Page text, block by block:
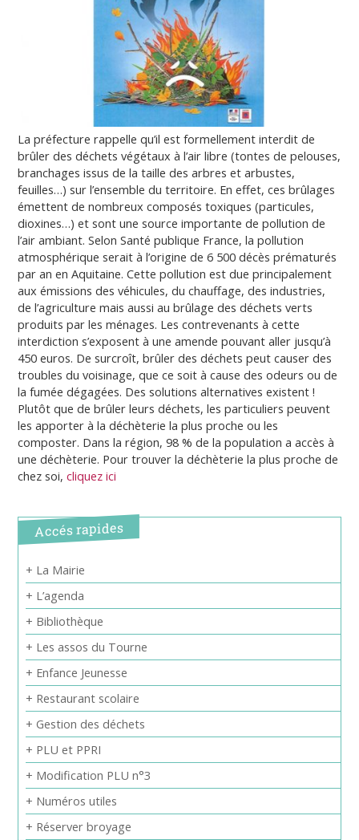
La préfecture rappelle qu’il est formellement interdit de
brûler des déchets végétaux à l’air libre (tontes de pelouses,
branchages issus de la taille des arbres et arbustes,
feuilles…) sur l’ensemble du territoire. En effet, ces brûlages
émettent de nombreux composés toxiques (particules,
dioxines…) et sont une source importante de pollution de
l’air ambiant. Selon Santé publique France, la pollution
atmosphérique serait à l’origine de 6 500 décès prématurés
par an en Aquitaine. Cette pollution est due principalement
aux émissions des véhicules, du chauffage, des industries,
de l’agriculture mais aussi au brûlage des déchets verts
produits par les ménages. Les contrevenants à cette
interdiction s’exposent à une amende pouvant aller jusqu’à
450 euros. De surcroît, brûler des déchets peut causer des
troubles du voisinage, que ce soit à cause des odeurs ou de
la fumée dégagées. Des solutions alternatives existent !
Plutôt que de brûler leurs déchets, les particuliers peuvent
les apporter à la déchèterie la plus proche ou les
composter. Dans la région, 98 % de la population a accès à
une déchèterie. Pour trouver la déchèterie la plus proche de
chez soi,cliquez ici
Accés rapides
+ La Mairie
+ L’agenda
+ Bibliothèque
+ Les assos du Tourne
+ Enfance Jeunesse
+ Restaurant scolaire
+ Gestion des déchets
+ PLU et PPRI
+ Modification PLU n°3
+ Numéros utiles
+ Réserver broyage